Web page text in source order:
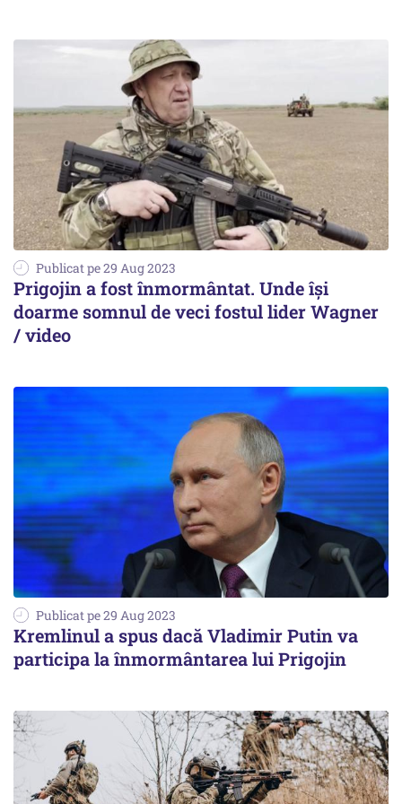
Publicat pe 29 Aug 2023
Prigojin a fost înmormântat. Unde își
doarme somnul de veci fostul lider Wagner
/ video
Publicat pe 29 Aug 2023
Kremlinul a spus dacă Vladimir Putin va
participa la înmormântarea lui Prigojin